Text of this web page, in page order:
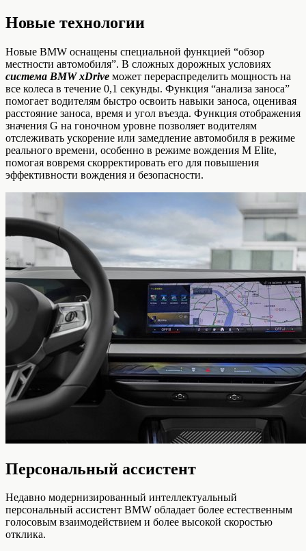
Новые технологии
Новые BMW оснащены специальной функцией “обзор
местности автомобиля”. В сложных дорожных условиях
система BMW xDrive может перераспределить мощность на
все колеса в течение 0,1 секунды. Функция “анализа заноса”
помогает водителям быстро освоить навыки заноса, оценивая
расстояние заноса, время и угол въезда. Функция отображения
значения G на гоночном уровне позволяет водителям
отслеживать ускорение или замедление автомобиля в режиме
реального времени, особенно в режиме вождения M Elite,
помогая вовремя скорректировать его для повышения
эффективности вождения и безопасности.
Персональный ассистент
Недавно модернизированный интеллектуальный
персональный ассистент BMW обладает более естественным
голосовым взаимодействием и более высокой скоростью
отклика.